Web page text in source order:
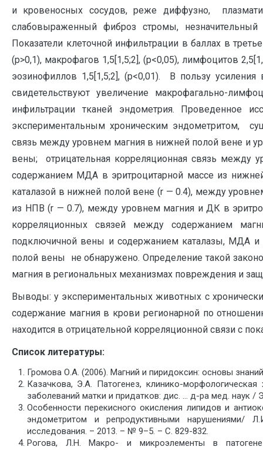
и кровеносных сосудов, реже диффузно,
слабовыраженный фиброз стромы,
Показатели клеточной инфильтрации в баллах в
(р>0,1), макрофагов 1,5[1,5;2], (р<0,05), лимфоцитов
эозинофиллов 1,5[1,5;2], (р<0,01). В пользу усиления
свидетельствуют увеличение макрофагально-
инфильтрации тканей эндометрия. Проведенное
экспериментальным хроническим эндометритом,
связь между уровнем магния в нижней полой вене и
вены; отрицательная корреляционная связь
содержанием МДА в эритроцитарной массе из
каталазой в нижней полой вене (r — 0.4), между
из НПВ (r — 0.7), между уровнем магния и ДК в
корреляционных связей между содержанием
подключичной вены и содержанием каталазы, МДА
полой вены не обнаружено. Определение такой
магния в региональных механизмах повреждения и
Выводы: у экспериментальных животных с
содержание магния в крови регионарной по
находится в отрицательной корреляционной связи с
Список литературы:
Громова О.А. (2006). Магний и пиридоксин: основы
Казачкова, Э.А. Патогенез, клинико-морфологическая
заболеваний матки и придатков: дис. … д-ра мед. наук /
Особенности перекисного окисления липидов и
эндометритом и репродуктивными нарушениями/
исследования. – 2013. – № 9–5. – С. 829-832.
Рогова, Л.Н. Макро- и микроэлементы в